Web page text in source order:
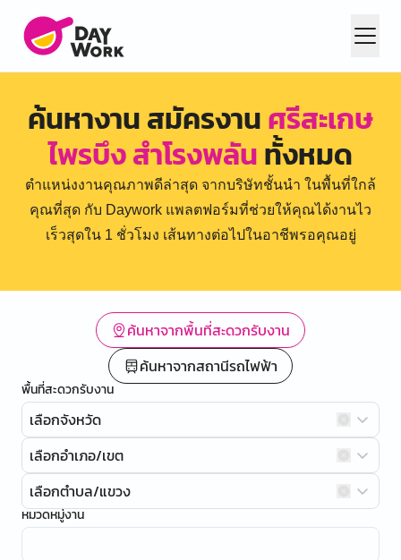
ค้นหางาน สมัครงานศรีสะเกษ
ไพรบึง สำโรงพลันทั้งหมด
ตำแหน่งงานคุณภาพดีล่าสุด จากบริษัทชั้นนำ ในพื้นที่ใกล้
คุณที่สุด กับ Daywork แพลตฟอร์มที่ช่วยให้คุณได้งานไว
เร็วสุดใน 1 ชั่วโมง เส้นทางต่อไปในอาชีพรอคุณอยู่
ค้นหาจากพื้นที่สะดวกรับงาน
ค้นหาจากสถานีรถไฟฟ้า
พื้นที่สะดวกรับงาน
เลือกจังหวัด
เลือกอำเภอ/เขต
เลือกตำบล/แขวง
หมวดหมู่งาน